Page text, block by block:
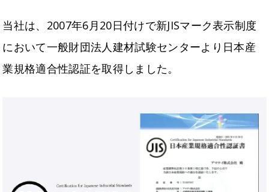
当社は、2007年6月20日付けで新JISマーク表示制度
において一般財団法人建材試験センターより日本産
業規格適合性認証を取得しました。